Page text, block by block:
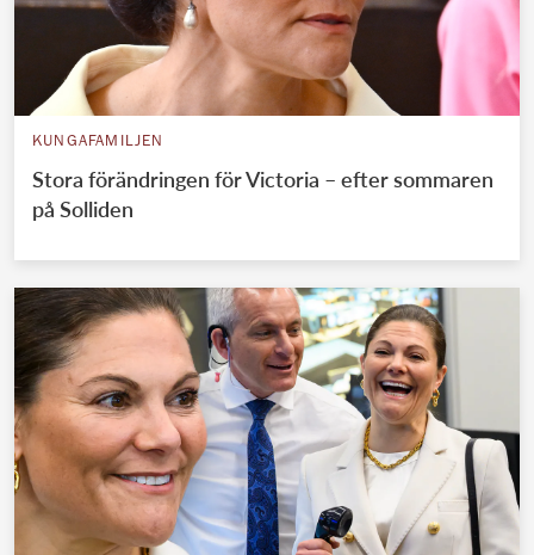
KUNGAFAMILJEN
Stora förändringen för Victoria – efter sommaren
på Solliden